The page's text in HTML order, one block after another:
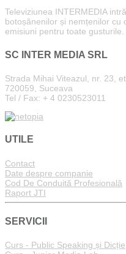
Televiziunea INTERMEDIA
botoșănenilor și nemțenilor cu
emisiuni pentru toate gusturile.
SC INTER MEDIA SRL
Strada Mihai Viteazul, nr. 23,
720059, Suceava
Tel / Fax: + 4 0230523011
UTILE
Contact
Date despre companie
Cod De Conduită Profesională
Raport JTI
SERVICII
Curs - Public Speaking și Dicție